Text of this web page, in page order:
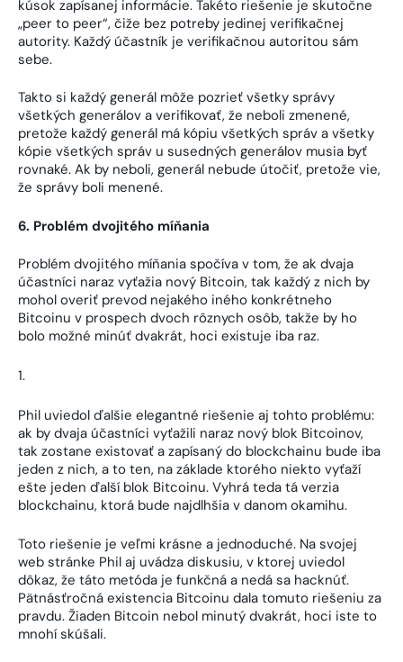
kúsok zapísanej informácie. Takéto riešenie je skutočne
„peer to peer“, čiže bez potreby jedinej verifikačnej
autority. Každý účastník je verifikačnou autoritou sám
sebe.
Takto si každý generál môže pozrieť všetky správy
všetkých generálov a verifikovať, že neboli zmenené,
pretože každý generál má kópiu všetkých správ a všetky
kópie všetkých správ u susedných generálov musia byť
rovnaké. Ak by neboli, generál nebude útočiť, pretože vie,
že správy boli menené.
6. Problém dvojitého míňania
Problém dvojitého míňania spočíva v tom, že ak dvaja
účastníci naraz vyťažia nový Bitcoin, tak každý z nich by
mohol overiť prevod nejakého iného konkrétneho
Bitcoinu v prospech dvoch rôznych osôb, takže by ho
bolo možné minúť dvakrát, hoci existuje iba raz.
Phil uviedol ďalšie elegantné riešenie aj tohto problému:
ak by dvaja účastníci vyťažili naraz nový blok Bitcoinov,
tak zostane existovať a zapísaný do blockchainu bude iba
jeden z nich, a to ten, na základe ktorého niekto vyťaží
ešte jeden ďalší blok Bitcoinu. Vyhrá teda tá verzia
blockchainu, ktorá bude najdlhšia v danom okamihu.
Toto riešenie je veľmi krásne a jednoduché. Na svojej
web stránke Phil aj uvádza diskusiu, v ktorej uviedol
dôkaz, že táto metóda je funkčná a nedá sa hacknúť.
Pätnásťročná existencia Bitcoinu dala tomuto riešeniu za
pravdu. Žiaden Bitcoin nebol minutý dvakrát, hoci iste to
mnohí skúšali.